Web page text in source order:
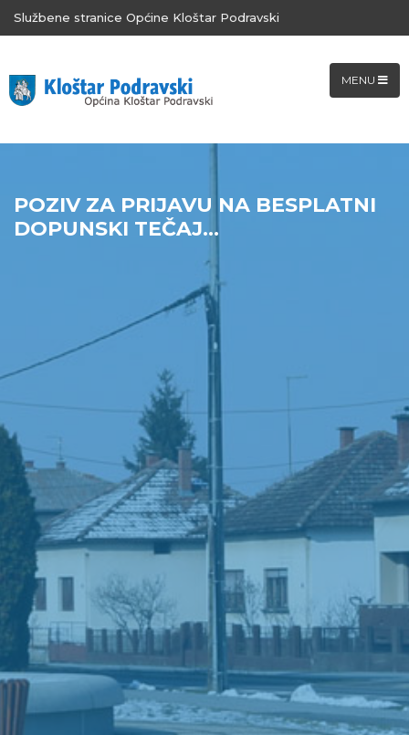
Službene stranice Općine Kloštar Podravski
MENU
POZIV ZA PRIJAVU NA BESPLATNI
DOPUNSKI TEČAJ...